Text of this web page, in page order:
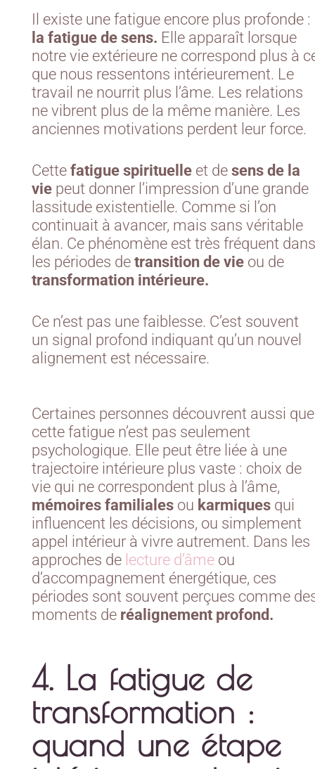
Il existe une fatigue encore plus profonde :
la fatigue de sens. Elle apparaît lorsque
notre vie extérieure ne correspond plus à
que nous ressentons intérieurement. Le
travail ne nourrit plus l’âme. Les relations
ne vibrent plus de la même manière. Les
anciennes motivations perdent leur force.
Cette fatigue spirituelle et de sens de la
vie peut donner l’impression d’une grande
lassitude existentielle. Comme si l’on
continuait à avancer, mais sans véritable
élan. Ce phénomène est très fréquent dans
les périodes de transition de vie ou de
transformation intérieure.
Ce n’est pas une faiblesse. C’est souvent
un signal profond indiquant qu’un nouvel
alignement est nécessaire.
Certaines personnes découvrent aussi que
cette fatigue n’est pas seulement
psychologique. Elle peut être liée à une
trajectoire intérieure plus vaste : choix de
vie qui ne correspondent plus à l’âme,
mémoires familiales ou karmiques qui
influencent les décisions, ou simplement
appel intérieur à vivre autrement. Dans les
approches de lecture d’âme ou
d’accompagnement énergétique, ces
périodes sont souvent perçues comme
moments de réalignement profond.
4. La fatigue de
transformation :
quand une étape